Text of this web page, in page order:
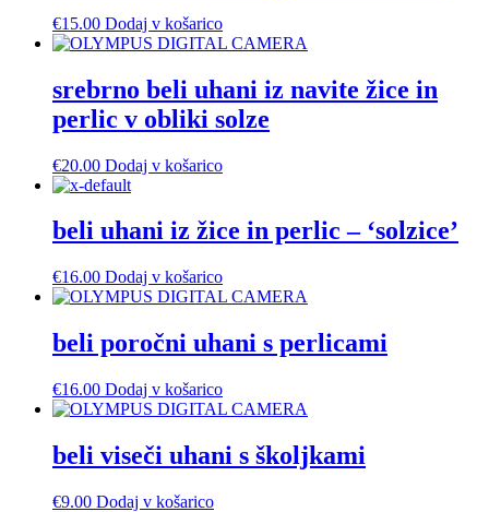
€15.00 Dodaj v košarico
srebrno beli uhani iz navite žice in
perlic v obliki solze
€20.00 Dodaj v košarico
beli uhani iz žice in perlic – ‘solzice’
€16.00 Dodaj v košarico
beli poročni uhani s perlicami
€16.00 Dodaj v košarico
beli viseči uhani s školjkami
€9.00 Dodaj v košarico